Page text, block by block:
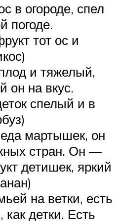
в огороде, спел
погоде.
тот ос и
и тяжелый,
он на вкус.
спелый и в
мартышек, он
стран. Он —
детишек, яркий
на ветки, есть
детки. Есть